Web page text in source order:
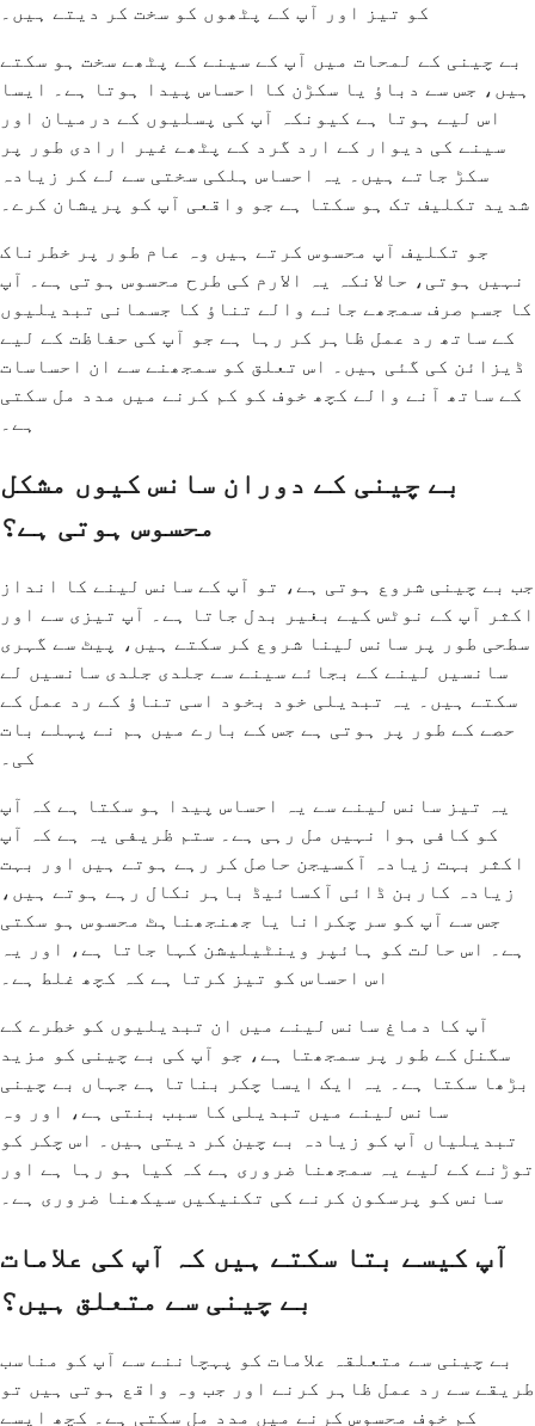
کو تیز اور آپ کے پٹھوں کو سخت کر دیتے ہیں۔
بے چینی کے لمحات میں آپ کے سینے کے پٹھے سخت ہو سکتے
ہیں، جس سے دباؤ یا سکڑن کا احساس پیدا ہوتا ہے۔ ایسا
اس لیے ہوتا ہے کیونکہ آپ کی پسلیوں کے درمیان اور
سینے کی دیوار کے ارد گرد کے پٹھے غیر ارادی طور پر
سکڑ جاتے ہیں۔ یہ احساس ہلکی سختی سے لے کر زیادہ
شدید تکلیف تک ہو سکتا ہے جو واقعی آپ کو پریشان کرے۔
جو تکلیف آپ محسوس کرتے ہیں وہ عام طور پر خطرناک
نہیں ہوتی، حالانکہ یہ الارم کی طرح محسوس ہوتی ہے۔ آپ
کا جسم صرف سمجھے جانے والے تناؤ کا جسمانی تبدیلیوں
کے ساتھ رد عمل ظاہر کر رہا ہے جو آپ کی حفاظت کے لیے
ڈیزائن کی گئی ہیں۔ اس تعلق کو سمجھنے سے ان احساسات
کے ساتھ آنے والے کچھ خوف کو کم کرنے میں مدد مل سکتی
ہے۔
بے چینی کے دوران سانس کیوں مشکل
محسوس ہوتی ہے؟
جب بے چینی شروع ہوتی ہے، تو آپ کے سانس لینے کا انداز
اکثر آپ کے نوٹس کیے بغیر بدل جاتا ہے۔ آپ تیزی سے اور
سطحی طور پر سانس لینا شروع کر سکتے ہیں، پیٹ سے گہری
سانسیں لینے کے بجائے سینے سے جلدی جلدی سانسیں لے
سکتے ہیں۔ یہ تبدیلی خود بخود اسی تناؤ کے رد عمل کے
حصے کے طور پر ہوتی ہے جس کے بارے میں ہم نے پہلے بات
کی۔
یہ تیز سانس لینے سے یہ احساس پیدا ہو سکتا ہے کہ آپ
کو کافی ہوا نہیں مل رہی ہے۔ ستم ظریفی یہ ہے کہ آپ
اکثر بہت زیادہ آکسیجن حاصل کر رہے ہوتے ہیں اور بہت
زیادہ کاربن ڈائی آکسائیڈ باہر نکال رہے ہوتے ہیں،
جس سے آپ کو سر چکرانا یا جھنجھناہٹ محسوس ہو سکتی
ہے۔ اس حالت کو ہائپر وینٹیلیشن کہا جاتا ہے، اور یہ
اس احساس کو تیز کرتا ہے کہ کچھ غلط ہے۔
آپ کا دماغ سانس لینے میں ان تبدیلیوں کو خطرے کے
سگنل کے طور پر سمجھتا ہے، جو آپ کی بے چینی کو مزید
بڑھا سکتا ہے۔ یہ ایک ایسا چکر بناتا ہے جہاں بے چینی
سانس لینے میں تبدیلی کا سبب بنتی ہے، اور وہ
تبدیلیاں آپ کو زیادہ بے چین کر دیتی ہیں۔ اس چکر کو
توڑنے کے لیے یہ سمجھنا ضروری ہے کہ کیا ہو رہا ہے اور
سانس کو پرسکون کرنے کی تکنیکیں سیکھنا ضروری ہے۔
آپ کیسے بتا سکتے ہیں کہ آپ کی علامات
بے چینی سے متعلق ہیں؟
بے چینی سے متعلقہ علامات کو پہچاننے سے آپ کو مناسب
طریقے سے رد عمل ظاہر کرنے اور جب وہ واقع ہوتی ہیں تو
کم خوف محسوس کرنے میں مدد مل سکتی ہے۔ کچھ ایسے